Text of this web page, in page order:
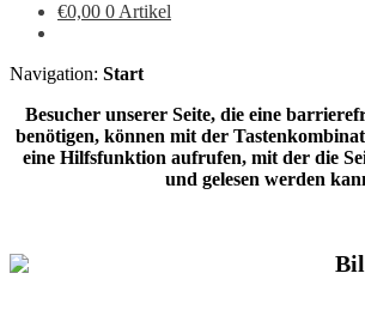
€0,00 0 Artikel
Navigation: Start
Besucher unserer Seite, die eine
benötigen, können mit der
eine Hilfsfunktion aufrufen, mit der die
und gelesen werden